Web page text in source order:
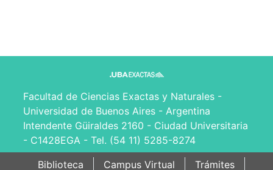
Facultad de Ciencias Exactas y Naturales -
Universidad de Buenos Aires - Argentina
Intendente Güiraldes 2160 - Ciudad Universitaria
- C1428EGA - Tel. (54 11) 5285-8274
Biblioteca
Campus Virtual Trámites